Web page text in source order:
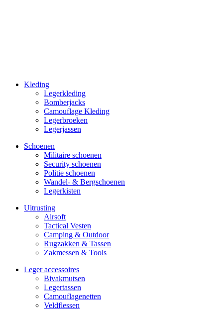
Kleding
Legerkleding
Bomberjacks
Camouflage Kleding
Legerbroeken
Legerjassen
Schoenen
Militaire schoe­nen
Security schoenen
Politie schoenen
Wandel- & Berg­­schoenen
Legerkisten
Uitrusting
Airsoft
Tactical Ves­ten
Camping & Outdoor
Rugzakken & Tassen
Zakmessen & Tools
Leger accessoires
Bivakmutsen
Legertassen
Camouflage­­netten
Veldflessen